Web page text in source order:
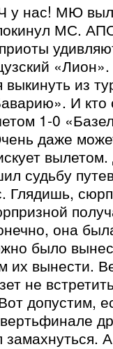
у нас! МЮ
МС.
из
И кто
1-0
даже
судьбу
Глядишь,
она
было
вынести.
не
допустим,